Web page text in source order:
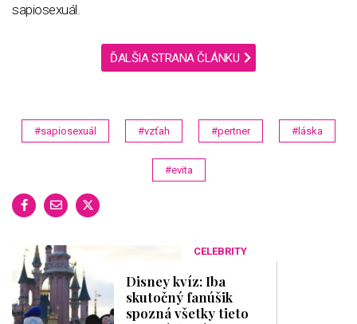
sapiosexuál.
ĎALŠIA STRANA ČLÁNKU
#sapiosexuál #vzťah #pertner #láska
#evita
CELEBRITY
Disney kvíz: Iba
skutočný fanúšik
spozná všetky tieto